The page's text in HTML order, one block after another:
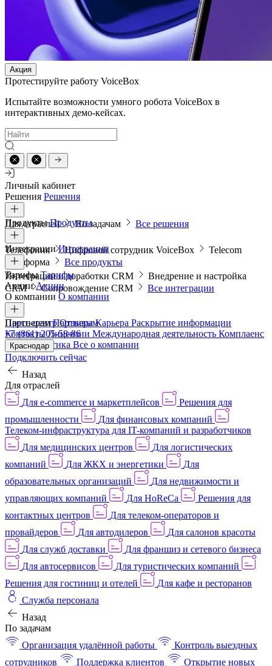
Акция
Протестируйте работу VoiceBox
Испытайте возможности умного робота VoiceBox в
интерактивных демо-кейсах.
Личный кабинет
Решения Решения
Для отраслей По задачам Все решения
ПродуктыПродукты
Телефония Цифровой сотрудник VoiceBox
Telecom
платформа
Все продукты
ИнтеграцииИнтеграции
Интеграции и доработки CRM
Внедрение и настройка
CRM
Сопровождение CRM Все интеграции
ТарифыТарифы
АкцииАкции
О компании О компании
Пресс-центрОтзывыКарьера Раскрытие информации
КонтактыЛицензии Международная деятельность Комплаенс
и деловая этика Все о компании
ПартнерамПартнерам
+7 (861) 205-58-86
Краснодар
Подключить сейчас
Назад
Для отраслей
Для e-commerce и маркетплейсов
Решения для
промышленности
Для финансовых компаний
Телеком-инфраструктура для IT-компаний и разработчиков
Для медицинских центров
Для логистических
компаний
Для ЖКХ и энергетики
Для
образовательных организаций
Для недвижимости и
управляющих компаний
Для HoReCa
Решения для
контактных центров
Для телеком-операторов и
провайдеров
Для автодилеров
Для салонов красоты
Для служб доставки
Для франшиз и сетевого бизнеса
Для автосервисов
Для туристических компаний
Решения для гостиниц и отелей
Для кафе и ресторанов
Служба персонала
Назад
По задачам
Организация удалённой работы
Контроль выездных
сотрудников
Поддержка клиентов
Открытие новых